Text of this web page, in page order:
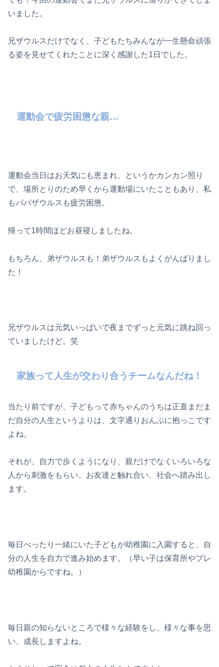
いました。
兄ザウルスだけでなく、子どもたちみんなが一生懸命頑張
る姿を見せてくれたことに深く感謝した1日でした。
運動会で疲労困憊な親…
運動会当日はお天気にも恵まれ、というかカンカン照り
で、場所とりのため早くから運動場にいたこともあり、私
もパパザウルスも疲労困憊。
帰って1時間ほどお昼寝しましたね。
もちろん、弟ザウルスも！弟ザウルスもよくがんばりまし
た！
兄ザウルスは元気いっぱいで夜までずっと元気に跳ね回っ
ていましたけど。笑
家族って人生が交わり合うチームなんだね！
当たり前ですが、子どもって赤ちゃんのうちは正直まだま
だ自分の人生というよりは、文字通りおんぶに抱っこです
よね。
それが、自力で歩くようになり、親だけでなくいろいろな
人から刺激をもらい、お友達と触れ合い、社会へ踏み出し
ます。
毎日べったり一緒にいた子どもが幼稚園に入園すると、自
分の人生を自力で進み始めます。（早い子は保育所やプレ
幼稚園からですね。）
毎日親の知らないところで様々な経験をし、様々な事を思
い、成長しますよね。